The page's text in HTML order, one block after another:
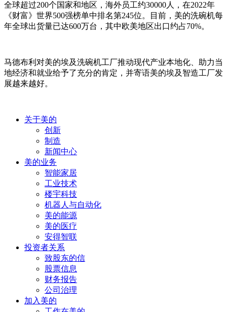
全球超过200个国家和地区，海外员工约30000人，在2022年
《财富》世界500强榜单中排名第245位。目前，美的洗碗机每
年全球出货量已达600万台，其中欧美地区出口约占70%。
马德布利对美的埃及洗碗机工厂推动现代产业本地化、助力当
地经济和就业给予了充分的肯定，并寄语美的埃及智造工厂发
展越来越好。
关于美的
创新
制造
新闻中心
美的业务
智能家居
工业技术
楼宇科技
机器人与自动化
美的能源
美的医疗
安得智联
投资者关系
致股东的信
股票信息
财务报告
公司治理
加入美的